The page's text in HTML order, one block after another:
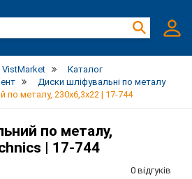
VistMarket
Каталог
Диски шліфувальні по металу
по металу, 230х6,3х22 | 17-744
по металу,
| 17-744
0 відгуків